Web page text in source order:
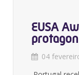
EUSA
04